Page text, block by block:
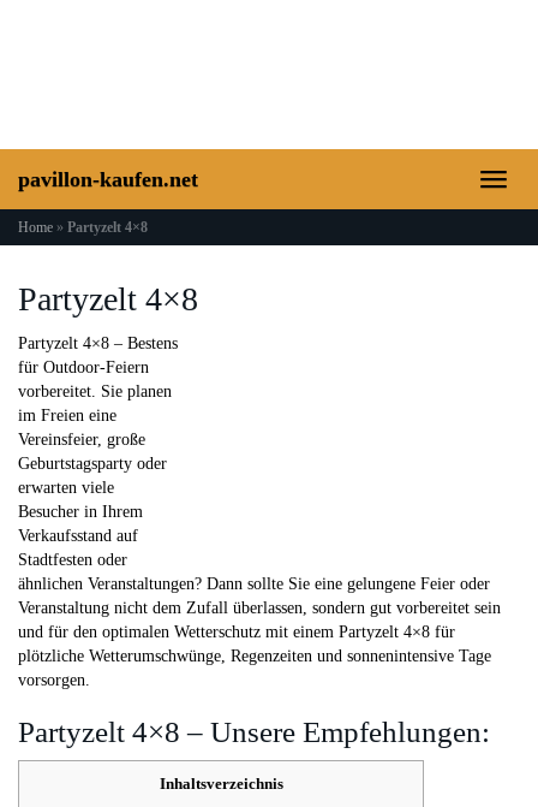
Toggle
pavillon-kaufen.net
Home » Partyzelt 4×8
Partyzelt 4×8
Partyzelt 4×8 – Bestens
für Outdoor-Feiern
vorbereitet. Sie planen
im Freien eine
Vereinsfeier, große
Geburtstagsparty oder
erwarten viele
Besucher in Ihrem
Verkaufsstand auf
Stadtfesten oder
ähnlichen Veranstaltungen? Dann sollte Sie eine gelungene Feier oder
Veranstaltung nicht dem Zufall überlassen, sondern gut vorbereitet sein
und für den optimalen Wetterschutz mit einem Partyzelt 4×8 für
plötzliche Wetterumschwünge, Regenzeiten und sonnenintensive Tage
vorsorgen.
Partyzelt 4×8 – Unsere Empfehlungen:
Inhaltsverzeichnis